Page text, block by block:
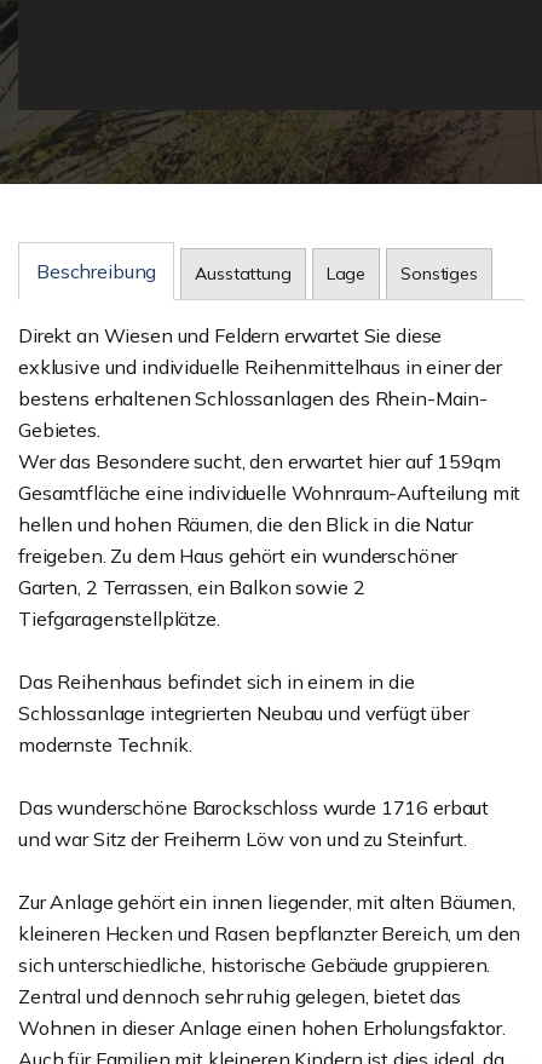
Beschreibung Ausstattung Lage Sonstiges
Direkt an Wiesen und Feldern erwartet Sie diese
exklusive und individuelle Reihenmittelhaus in einer der
bestens erhaltenen Schlossanlagen des Rhein-Main-
Gebietes.
Wer das Besondere sucht, den erwartet hier auf 159qm
Gesamtfläche eine individuelle Wohnraum-Aufteilung mit
hellen und hohen Räumen, die den Blick in die Natur
freigeben. Zu dem Haus gehört ein wunderschöner
Garten, 2 Terrassen, ein Balkon sowie 2
Tiefgaragenstellplätze.
Das Reihenhaus befindet sich in einem in die
Schlossanlage integrierten Neubau und verfügt über
modernste Technik.
Das wunderschöne Barockschloss wurde 1716 erbaut
und war Sitz der Freiherrn Löw von und zu Steinfurt.
Zur Anlage gehört ein innen liegender, mit alten Bäumen,
kleineren Hecken und Rasen bepflanzter Bereich, um den
sich unterschiedliche, historische Gebäude gruppieren.
Zentral und dennoch sehr ruhig gelegen, bietet das
Wohnen in dieser Anlage einen hohen Erholungsfaktor.
Auch für Familien mit kleineren Kindern ist dies ideal, da